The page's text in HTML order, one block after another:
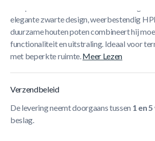
elegante zwarte design, weerbestendig
duurzame houten poten combineert hij
functionaliteit en uitstraling. Ideaal voor
met beperkte ruimte.Meer Lezen
Verzendbeleid
De levering neemt doorgaans tussen 1 en
beslag.